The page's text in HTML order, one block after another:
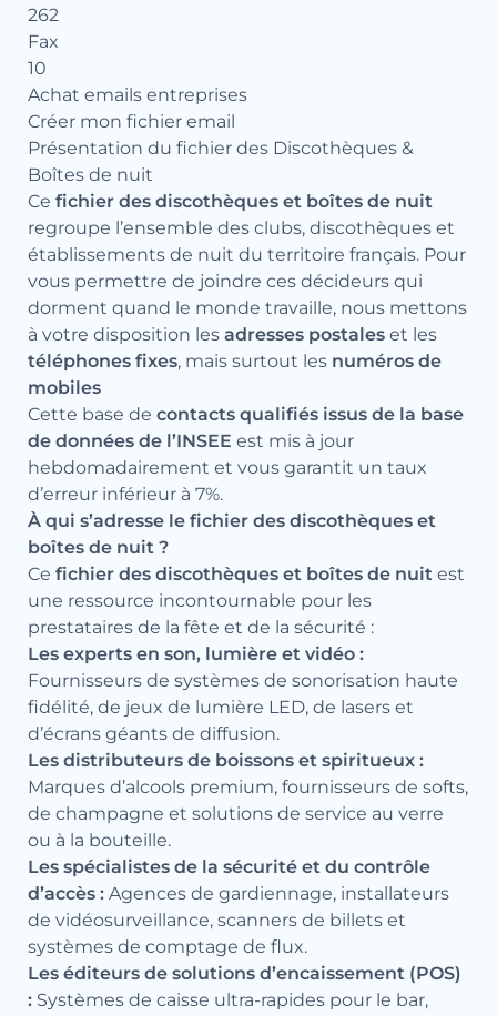
262
Fax
10
Achat emails entreprises
Créer mon fichier email
Présentation du fichier des Discothèques &
Boîtes de nuit
Ce fichier des discothèques et boîtes de nuit
regroupe l’ensemble des clubs, discothèques et
établissements de nuit du territoire français. Pour
vous permettre de joindre ces décideurs qui
dorment quand le monde travaille, nous mettons
à votre disposition les adresses postales et les
téléphones fixes, mais surtout les numéros de
mobiles
Cette base de contacts qualifiés issus de la base
de données de l’INSEE est mis à jour
hebdomadairement et vous garantit un taux
d’erreur inférieur à 7%.
À qui s’adresse le fichier des discothèques et
boîtes de nuit ?
Ce fichier des discothèques et boîtes de nuit est
une ressource incontournable pour les
prestataires de la fête et de la sécurité :
Les experts en son, lumière et vidéo :
Fournisseurs de systèmes de sonorisation haute
fidélité, de jeux de lumière LED, de lasers et
d’écrans géants de diffusion.
Les distributeurs de boissons et spiritueux :
Marques d’alcools premium, fournisseurs de softs,
de champagne et solutions de service au verre
ou à la bouteille.
Les spécialistes de la sécurité et du contrôle
d’accès : Agences de gardiennage, installateurs
de vidéosurveillance, scanners de billets et
systèmes de comptage de flux.
Les éditeurs de solutions d’encaissement (POS)
: Systèmes de caisse ultra-rapides pour le bar,